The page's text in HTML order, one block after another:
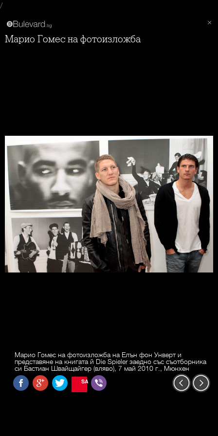
/
Марио Гомес на фотоизложба
Марио Гомес на фотоизложба на Елън фон Унверт и
представяне на книгата й Die Spieler заедно със съотборника
си Бастиан Швайщайгер (вляво), 7 май 2010 г., Мюнхен
SAVE